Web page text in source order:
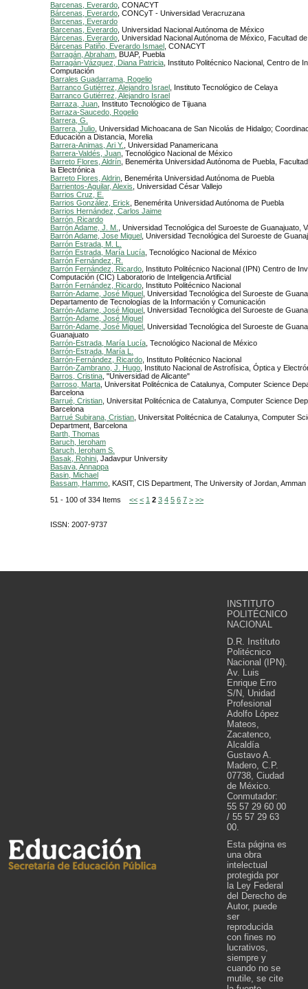
Barcenas, Everardo , CONACYT
Bárcenas, Everardo , CONCyT - Universidad Veracruzana
Barcenas, Everardo
Barcenas, Everardo , Universidad Nacional Autónoma de México
Bárcenas, Everardo , Universidad Nacional Autónoma de México, Facultad
Bárcenas Patiño, Everardo Ismael
, CONACYT
Barragán, Abraham , BUAP, Puebla
Barragán-Vázquez, Diana Patricia , Instituto Politécnico Nacional, Centro de
Computación
Barrales Guadarrama, Rogelio
Barranco Gutiérrez, Alejandro Israel
, Instituto Tecnológico de Celaya
Barranco Gutiérrez, Alejandro Israel
Barraza, Juan , Instituto Tecnológico de Tijuana
Barraza-Saucedo, Rogelio
Barrera, G.
Barrera, Julio , Universidad Michoacana de San Nicolás de Hidalgo;
Educación a Distancia, Morelia
Barrera-Animas, Ari Y.
, Universidad Panamericana
Barrera-Valdés, Juan , Tecnológico Nacional de México
Barreto Flores, Aldrín , Benemérita Universidad Autónoma de Puebla,
la Electrónica
Barreto Flores, Aldrin , Benemérita Universidad Autónoma de Puebla
Barrientos-Aguilar, Alexis , Universidad César Vallejo
Barrios Cruz, E.
Barrios González, Erick , Benemérita Universidad Autónoma de Puebla
Barrios Hernández, Carlos Jaime
Barrón, Ricardo
Barrón Adame, J. M.
, Universidad Tecnológica del Suroeste de Guanajuato,
Barrón Adame, Jose Miguel
, Universidad Tecnológica del Suroeste de
Barrón Estrada, M. L.
Barrón Estrada, María Lucía , Tecnológico Nacional de México
Barrón Fernández, R.
Barrón Fernández, Ricardo , Instituto Politécnico Nacional (IPN) Centro de
Computación (CIC) Laboratorio de Inteligencia Artificial
Barrón Fernández, Ricardo , Instituto Politécnico Nacional
Barrón-Adame, José Miguel
, Universidad Tecnológica del Suroeste de
Departamento de Tecnologías de la Información y Comunicación
Barrón-Adame, José Miguel
, Universidad Tecnológica del Suroeste de
Barrón-Adame, José Miguel
Barrón-Adame, José Miguel
, Universidad Tecnológica del Suroeste de
Guanajuato
Barrón-Estrada, María Lucía , Tecnológico Nacional de México
Barrón-Estrada, María L.
Barrón-Fernández, Ricardo , Instituto Politécnico Nacional
Barrón-Zambrano, J. Hugo , Instituto Nacional de Astrofísica, Óptica y
Barros, Cristina , "Universidad de Alicante"
Barroso, Marta , Universitat Politécnica de Catalunya, Computer Science
Barcelona
Barrué, Cristian , Universitat Politécnica de Catalunya, Computer Science
Barcelona
Barrué Subirana, Cristian , Universitat Politécnica de Catalunya, Computer
Department, Barcelona
Barth, Thomas
Baruch, Ieroham
Baruch, Ieroham S.
Basak, Rohini , Jadavpur University
Basava, Annappa
Basin, Michael
Bassam, Hammo , KASIT, CIS Department, The University of Jordan, Amman
51 - 100 of 334 Items << < 1 2 3 4 5 6 7 > >>
ISSN: 2007-9737
INSTITUTO
POLITÉCNICO
NACIONAL
D.R. Instituto
Politécnico
Nacional (IPN).
Av. Luis
Enrique Erro
S/N, Unidad
Profesional
Adolfo López
Mateos,
Zacatenco,
Alcaldía
Gustavo A.
Madero, C.P.
07738, Ciudad
de México.
Conmutador:
55 57 29 60 00
/ 55 57 29 63
00.
Esta página es
una obra
intelectual
protegida por
la Ley Federal
del Derecho de
Autor, puede
ser
reproducida
con fines no
lucrativos,
siempre y
cuando no se
mutile, se cite